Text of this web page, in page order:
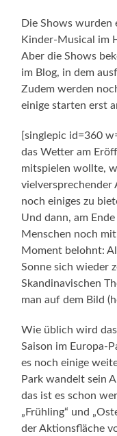
Die Shows wurden
Kinder-Musical im
Aber die Shows
im Blog, in dem
Zudem werden
einige starten erst
[singlepic id=360
das Wetter am
mitspielen wollte,
vielversprechender
noch einiges zu
Und dann, am
Menschen noch
Moment belohnt:
Sonne sich wieder
Skandinavischen
man auf dem Bild
Wie üblich wird
Saison im Europa-
es noch einige
Park wandelt sein
das ist es schon
„Frühling“ und
der Aktionsfläche